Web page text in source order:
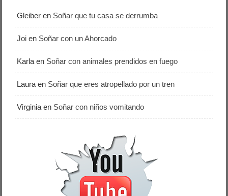
Gleiber en Soñar que tu casa se derrumba
Joi en Soñar con un Ahorcado
Karla en Soñar con animales prendidos en fuego
Laura en Soñar que eres atropellado por un tren
Virginia en Soñar con niños vomitando